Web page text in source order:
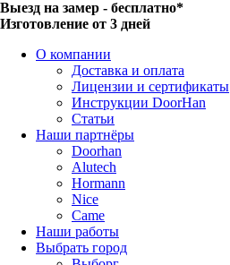
Выезд на замер - бесплатно*
Изготовление от 3 дней
О компании
Доставка и оплата
Лицензии и сертификаты
Инструкции DoorHan
Статьи
Наши партнёры
Doorhan
Alutech
Hormann
Nice
Came
Наши работы
Выбрать город